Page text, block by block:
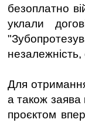
безоплатно
уклали
незалежність,
Для
а також заява
проєктом